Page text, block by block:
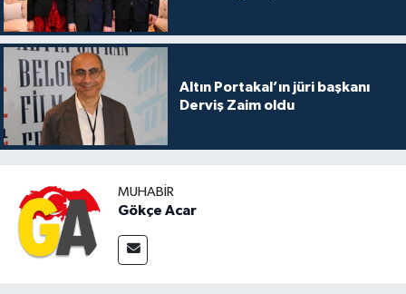
Altın Portakal’ın jüri başkanı
Derviş Zaim oldu
MUHABIR
Gökçe Acar